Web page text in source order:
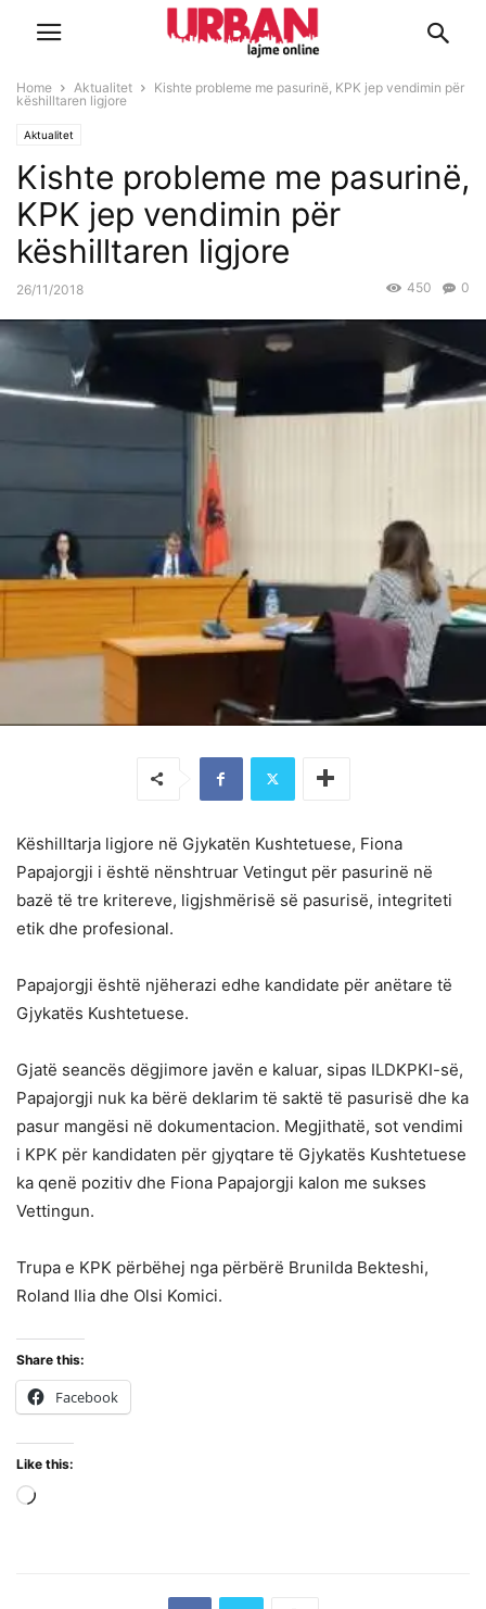
Home Aktualitet
Kishte probleme me pasurinë, KPK jep vendimin për
këshilltaren ligjore
Aktualitet
Kishte probleme me pasurinë,
KPK jep vendimin për
këshilltaren ligjore
26/11/2018 0
450
Këshilltarja ligjore në Gjykatën Kushtetuese, Fiona
Papajorgji i është nënshtruar Vetingut për pasurinë në
bazë të tre kritereve, ligjshmërisë së pasurisë, integriteti
etik dhe profesional.
Papajorgji është njëherazi edhe kandidate për anëtare të
Gjykatës Kushtetuese.
Gjatë seancës dëgjimore javën e kaluar, sipas ILDKPKI-së,
Papajorgji nuk ka bërë deklarim të saktë të pasurisë dhe ka
pasur mangësi në dokumentacion. Megjithatë, sot vendimi
i KPK për kandidaten për gjyqtare të Gjykatës Kushtetuese
ka qenë pozitiv dhe Fiona Papajorgji kalon me sukses
Vettingun.
Trupa e KPK përbëhej nga përbërë Brunilda Bekteshi,
Roland Ilia dhe Olsi Komici.
Share this:
Facebook
Like this: